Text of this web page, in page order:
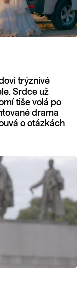
trýznivé
Srdce už
tiše volá po
drama
o otázkách